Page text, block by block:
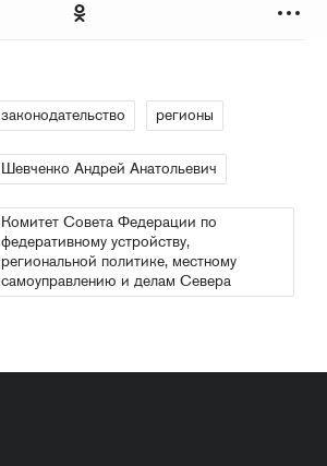
законодательство регионы
Шевченко Андрей Анатольевич
Комитет Совета Федерации по
федеративному устройству,
региональной политике, местному
самоуправлению и делам Севера